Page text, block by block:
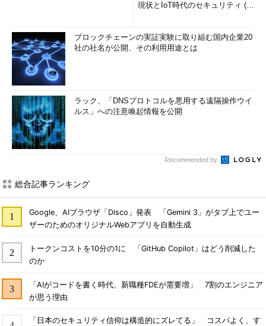
現状とIoT時代のセキュリティ (1/
ブロックチェーンの実証実験に取り組む国内企業20
社の社名が公開、その利用用途とは
ラック、「DNSプロトコルを悪用する遠隔操作ウイ
ルス」への注意喚起情報を公開
Recommended by
総合記事ランキング
Google、AIブラウザ「Disco」発表 「Gemini 3」がタブ上でユー
ザーのためのオリジナルWebアプリを自動生成
トークンコストを10分の1に 「GitHub Copilot」はどう削減した
のか
「AIがコードを書く時代、新職種FDEが需要増」 7割のエンジニア
が思う理由
「日本のセキュリティ信仰は構造的にズレてる」 コスパよく、す